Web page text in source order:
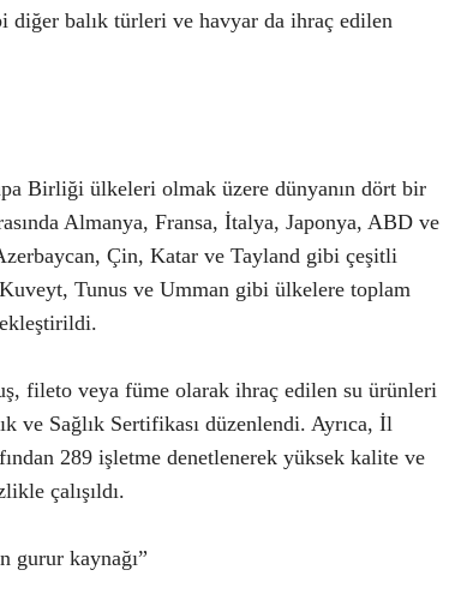
diğer balık türleri ve havyar da ihraç edilen
Birliği ülkeleri olmak üzere dünyanın dört bir
Almanya, Fransa, İtalya, Japonya, ABD ve
Çin, Katar ve Tayland gibi çeşitli
Tunus ve Umman gibi ülkelere toplam
fileto veya füme olarak ihraç edilen su ürünleri
ve Sağlık Sertifikası düzenlendi. Ayrıca, İl
289 işletme denetlenerek yüksek kalite ve
çalışıldı.
gurur kaynağı”